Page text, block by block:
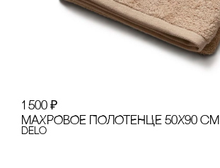
1 500 ₽
МАХРОВОЕ ПОЛОТЕНЦЕ 50Х90 сМ
Delo